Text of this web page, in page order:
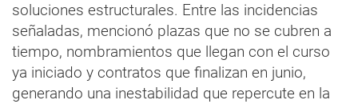
soluciones estructurales. Entre las incidencias
señaladas, mencionó plazas que no se cubren a
tiempo, nombramientos que llegan con el curso
ya iniciado y contratos que finalizan en junio,
generando una inestabilidad que repercute en la